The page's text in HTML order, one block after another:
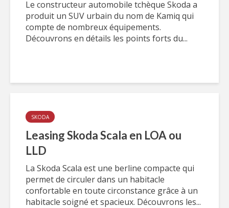
Le constructeur automobile tchèque Skoda a
produit un SUV urbain du nom de Kamiq qui
compte de nombreux équipements.
Découvrons en détails les points forts du...
SKODA
Leasing Skoda Scala en LOA ou
LLD
La Skoda Scala est une berline compacte qui
permet de circuler dans un habitacle
confortable en toute circonstance grâce à un
habitacle soigné et spacieux. Découvrons les...